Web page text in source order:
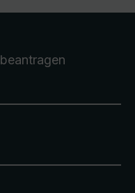
beantragen